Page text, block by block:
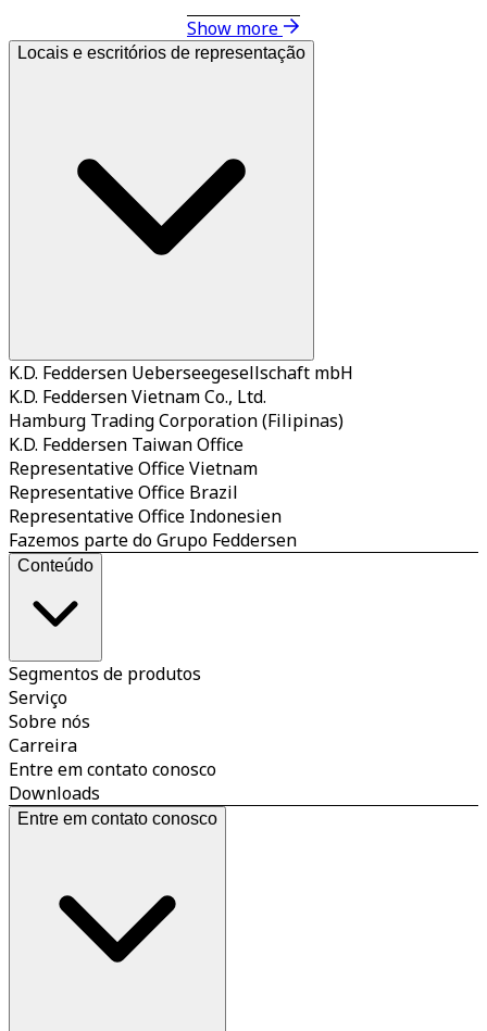
Show more
Locais e escritórios de representação
K.D. Feddersen Ueberseegesellschaft mbH
K.D. Feddersen Vietnam Co., Ltd.
Hamburg Trading Corporation (Filipinas)
K.D. Feddersen Taiwan Office
Representative Office Vietnam
Representative Office Brazil
Representative Office Indonesien
Fazemos parte do Grupo Feddersen
Conteúdo
Segmentos de produtos
Serviço
Sobre nós
Carreira
Entre em contato conosco
Downloads
Entre em contato conosco